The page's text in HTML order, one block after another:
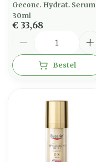
Geconc. Hydrat. Serum
30ml
€ 33,68
Bestel